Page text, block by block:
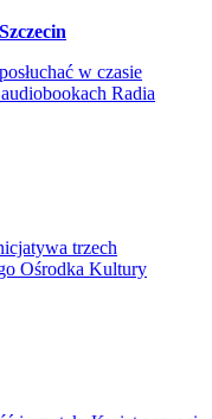
w czasie
Radia
trzech
Ośrodka Kultury